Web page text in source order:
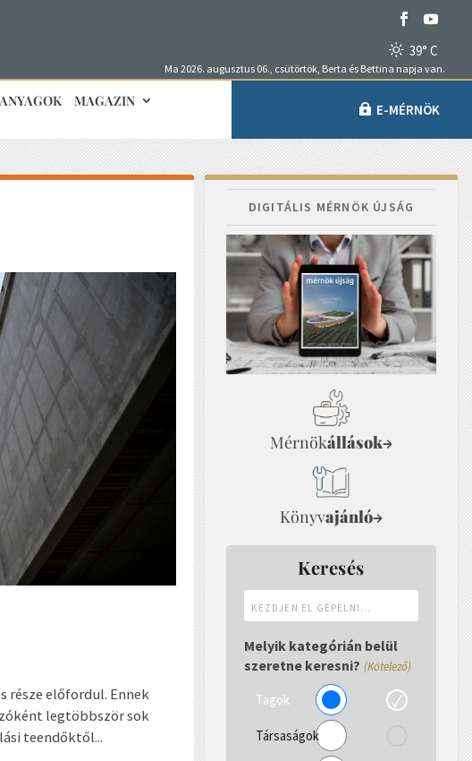
39° C
Ma 2026. augusztus 06., csütörtök, Berta és Bettina napja van.
MAGAZIN
E-MÉRNÖK
része előfordul. Ennek
legtöbbször sok
teendőktől...
DIGITÁLIS MÉRNÖK ÚJSÁG
Mérnökállások→
Könyvajánló→
Keresés
el
gépelni...
Melyik kategórián belül
szeretne keresni? (Kötelező)
Tagok
Társaságok